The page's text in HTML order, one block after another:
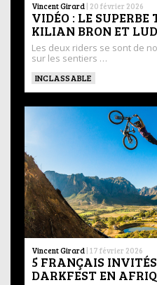
Vincent Girard | 20 février 2026
VIDÉO : LE SUPERBE
KILIAN BRON ET
Les deux riders se sont de
sur les sentiers …
INCLASSABLE
Vincent Girard | 17 février 2026
5 FRANÇAIS
DARKFEST EN